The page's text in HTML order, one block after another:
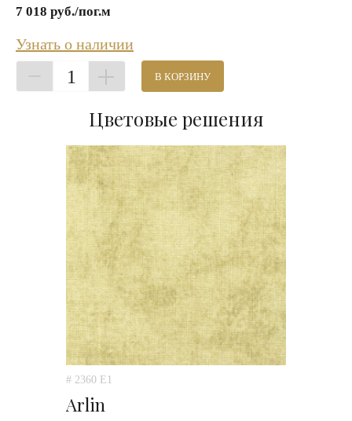
7 018 руб./пог.м
Узнать о наличии
1 В КОРЗИНУ
Цветовые решения
# 2360 E1
Arlin